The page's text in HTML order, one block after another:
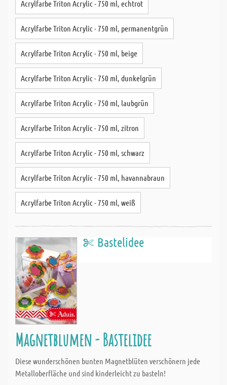
Acrylfarbe Triton Acrylic - 750 ml, echtrot
Acrylfarbe Triton Acrylic - 750 ml, permanentgrün
Acrylfarbe Triton Acrylic - 750 ml, beige
Acrylfarbe Triton Acrylic - 750 ml, dunkelgrün
Acrylfarbe Triton Acrylic - 750 ml, laubgrün
Acrylfarbe Triton Acrylic - 750 ml, zitron
Acrylfarbe Triton Acrylic - 750 ml, schwarz
Acrylfarbe Triton Acrylic - 750 ml, havannabraun
Acrylfarbe Triton Acrylic - 750 ml, weiß
Bastelidee
Magnetblumen - Bastelidee
Diese wunderschönen bunten Magnetblüten verschönern jede
Metalloberfläche und sind kinderleicht zu basteln!